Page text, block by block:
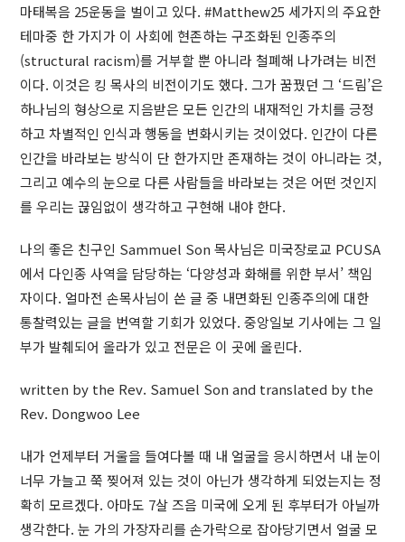
마태복음 25운동을 벌이고 있다. #Matthew25 세가지의 주요한
테마중 한 가지가 이 사회에 현존하는 구조화된 인종주의
(structural racism)를 거부할 뿐 아니라 철폐해 나가려는 비전
이다. 이것은 킹 목사의 비전이기도 했다. 그가 꿈꿨던 그 ‘드림’은
하나님의 형상으로 지음받은 모든 인간의 내재적인 가치를 긍정
하고 차별적인 인식과 행동을 변화시키는 것이었다. 인간이 다른
인간을 바라보는 방식이 단 한가지만 존재하는 것이 아니라는 것,
그리고 예수의 눈으로 다른 사람들을 바라보는 것은 어떤 것인지
를 우리는 끊임없이 생각하고 구현해 내야 한다.
나의 좋은 친구인 Sammuel Son 목사님은 미국장로교 PCUSA
에서 다인종 사역을 담당하는 ‘다양성과 화해를 위한 부서’ 책임
자이다. 얼마전 손목사님이 쓴 글 중 내면화된 인종주의에 대한
통찰력있는 글을 번역할 기회가 있었다. 중앙일보 기사에는 그 일
부가 발췌되어 올라가 있고 전문은 이 곳에 올린다.
written by the Rev. Samuel Son and translated by the
Rev. Dongwoo Lee
내가 언제부터 거울을 들여다볼 때 내 얼굴을 응시하면서 내 눈이
너무 가늘고 쭉 찢어져 있는 것이 아닌가 생각하게 되었는지는 정
확히 모르겠다. 아마도 7살 즈음 미국에 오게 된 후부터가 아닐까
생각한다. 눈 가의 가장자리를 손가락으로 잡아당기면서 얼굴 모